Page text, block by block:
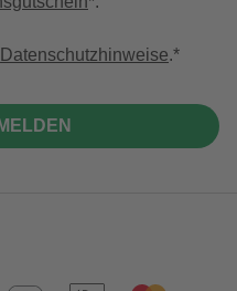
Datenschutzhinweise.